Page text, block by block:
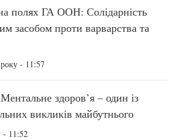
полях ГА ООН: Солідарність
засобом проти варварства та
- 11:57
здоров’я – один із
викликів майбутнього
- 11:52